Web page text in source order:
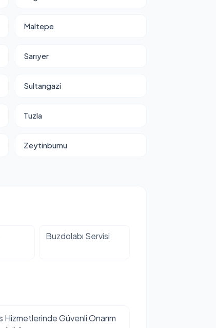
Maltepe
Sarıyer
Sultangazi
Tuzla
Zeytinburnu
Buzdolabı Servisi
Hizmetlerinde Güvenli Onarım